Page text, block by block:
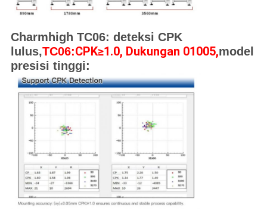
Charmhigh TC06: deteksi CPK
lulus,TC06:CPK≥1.0, Dukungan 01005,model
presisi tinggi: